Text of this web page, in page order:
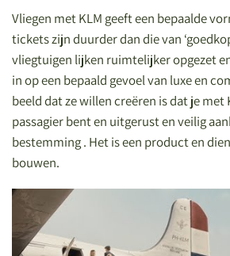
Vliegen met KLM geeft een bepaalde
tickets zijn duurder dan die van
vliegtuigen lijken ruimtelijker opgezet
in op een bepaald gevoel van luxe en
beeld dat ze willen creëren is dat je met
passagier bent en uitgerust en veilig
bestemming . Het is een product en
bouwen.